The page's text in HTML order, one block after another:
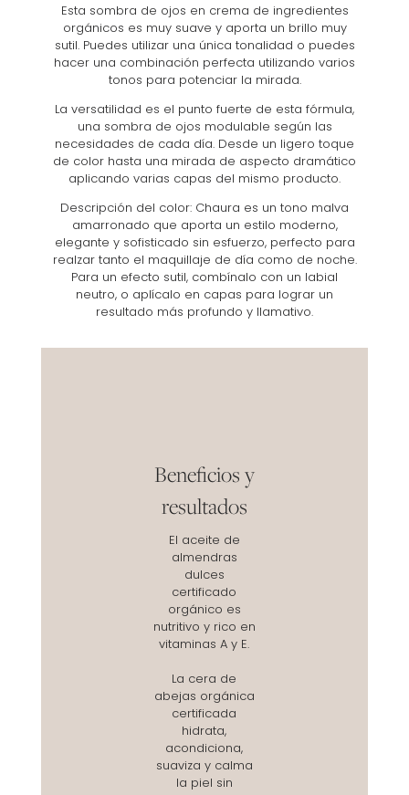
Esta sombra de ojos en crema de ingredientes
orgánicos es muy suave y aporta un brillo muy
sutil. Puedes utilizar una única tonalidad o puedes
hacer una combinación perfecta utilizando varios
tonos para potenciar la mirada.
La versatilidad es el punto fuerte de esta fórmula,
una sombra de ojos modulable según las
necesidades de cada día. Desde un ligero toque
de color hasta una mirada de aspecto dramático
aplicando varias capas del mismo producto.
Descripción del color: Chaura es un tono malva
amarronado que aporta un estilo moderno,
elegante y sofisticado sin esfuerzo, perfecto para
realzar tanto el maquillaje de día como de noche.
Para un efecto sutil, combínalo con un labial
neutro, o aplícalo en capas para lograr un
resultado más profundo y llamativo.
Beneficios y
resultados
El aceite de
almendras
dulces
certificado
orgánico es
nutritivo y rico en
vitaminas A y E.
La cera de
abejas orgánica
certificada
hidrata,
acondiciona,
suaviza y calma
la piel sin